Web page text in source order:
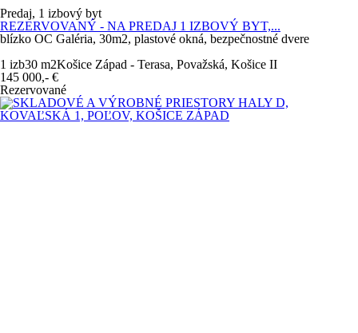
Predaj, 1 izbový byt
REZERVOVANÝ - NA PREDAJ 1 IZBOVÝ BYT,...
blízko OC Galéria, 30m2, plastové okná, bezpečnostné dvere
1 izb30 m2Košice Západ - Terasa, Považská, Košice II
145 000,- €
Rezervované